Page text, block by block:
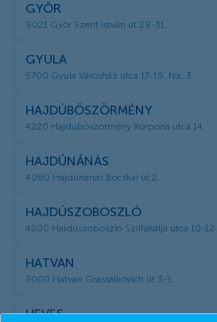
GYŐR
9021 Győr Szent István út 29-31.
GYULA
5700 Gyula Városház utca 17-19. fsz. 3.
HAJDÚBÖSZÖRMÉNY
4220 Hajdúböszörmény Korpona utca 14.
HAJDÚNÁNÁS
4080 Hajdúnánás Bocskai út 2.
HAJDÚSZOBOSZLÓ
4200 Hajdúszoboszló Szilfákalja utca 10-12.
HATVAN
3000 Hatvan Grassalkovich út 3-5.
HEVES